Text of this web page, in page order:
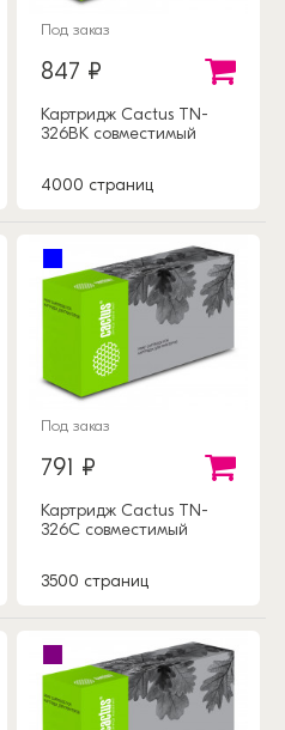
Под заказ
847 ₽
Картридж Cactus TN-
326BK совместимый
4000 страниц
Под заказ
791 ₽
Картридж Cactus TN-
326C совместимый
3500 страниц